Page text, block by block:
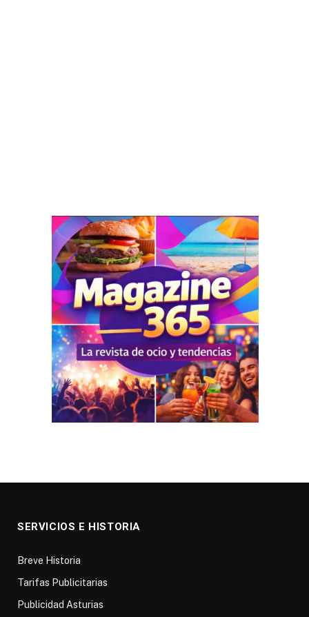
SERVICIOS E HISTORIA
Breve Historia
Tarifas Publicitarias
Publicidad Asturias